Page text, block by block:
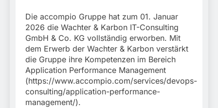
Die accompio Gruppe hat zum 01. Januar
2026 die Wachter & Karbon IT-Consulting
GmbH & Co. KG vollständig erworben. Mit
dem Erwerb der Wachter & Karbon verstärkt
die Gruppe ihre Kompetenzen im Bereich
Application Performance Management
(https://www.accompio.com/services/devops-
consulting/application-performance-
management/).